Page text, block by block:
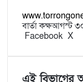
বার্তা কক্ষআগস্ট
Facebook X
n
e
l
এই বিভাগের